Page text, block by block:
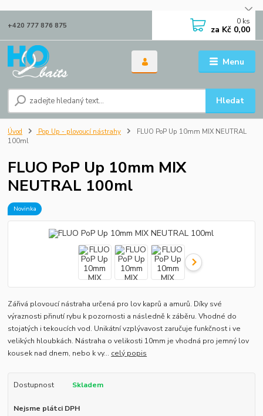
Menu
Hledat
+420 777 876 875 0 ks
za Kč 0,00
Úvod Pop Up - plovoucí nástrahy
FLUO PoP Up 10mm MIX NEUTRAL
100ml
FLUO PoP Up 10mm MIX
NEUTRAL 100ml
Novinka
Zářivá plovoucí nástraha určená pro lov kaprů a amurů. Díky své
výraznosti přinutí rybu k pozornosti a následně k záběru. Vhodné do
stojatých i tekoucích vod. Unikátní vzplývavost zaručuje funkčnost i ve
velikých hloubkách. Nástraha o velikosti 10mm je vhodná pro jemný lov
kousek nad dnem, nebo k vy... celý popis
Dostupnost Skladem
Nejsme plátci DPH